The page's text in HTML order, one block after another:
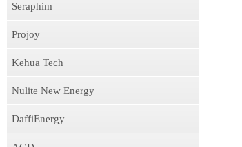
Seraphim
Projoy
Kehua Tech
Nulite New Energy
DaffiEnergy